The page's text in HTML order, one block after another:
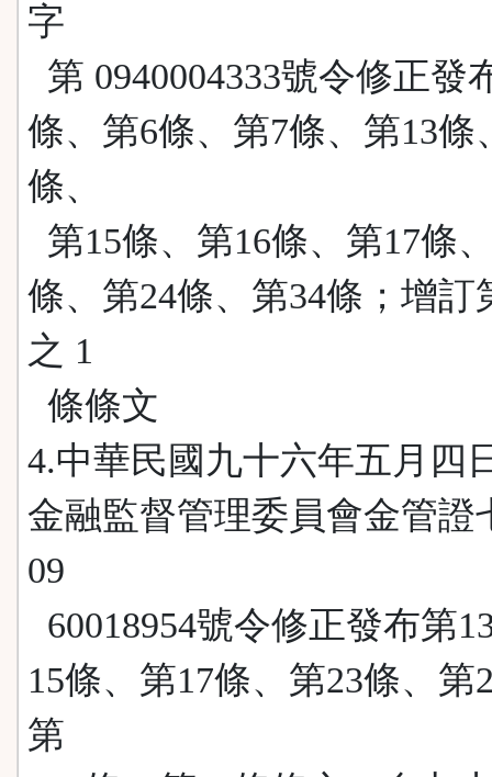
字
第 0940004333號令修正發
條、第6條、第7條、第13條
條、
第15條、第16條、第17條
條、第24條、第34條；增訂
之 1
條條文
4.中華民國九十六年五月四
金融監督管理委員會金管證
09
60018954號令修正發布第
15條、第17條、第23條、第
第